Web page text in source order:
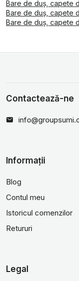
Bare de duș, capete
Bare de duș, capete
Bare de duș, capete
Contactează-ne
Informații
Blog
Contul meu
Istoricul comenzilor
Retururi
Legal